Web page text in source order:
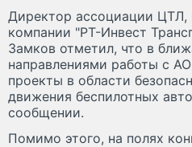
Директор ассоциации ЦТЛ,
компании "РТ-Инвест
Замков отметил, что в
направлениями работы с
проекты в области
движения беспилотных
сообщении.
Помимо этого, на полях